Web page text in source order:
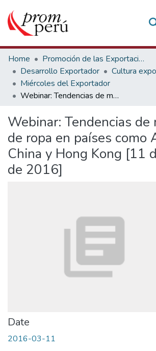
Communities & Collections
All of DSpace
Statistics
Estadísticas Externas
Home
Promoción de las Exportaciones
Desarrollo Exportador
Cultura
Miércoles del Exportador
Webinar: Tendencias de mercado de ropa en países como Australia, China y Hong Kong [11 de marzo de 2016]
Webinar: Tendencias de
de ropa en países como
China y Hong Kong [11
de 2016]
Date
2016-03-11